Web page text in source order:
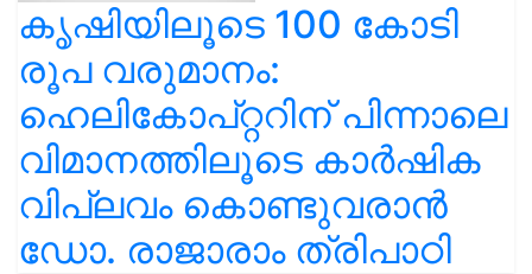
കൃഷിയിലൂടെ 100 കോടി
രൂപ വരുമാനം:
ഹെലികോപ്റ്ററിന് പിന്നാലെ
വിമാനത്തിലൂടെ കാർഷിക
വിപ്ലവം കൊണ്ടുവരാൻ
ഡോ. രാജാരാം ത്രിപാഠി